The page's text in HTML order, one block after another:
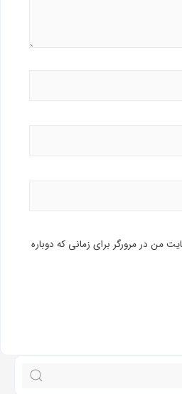
من در مرورگر برای زمانی که دوباره